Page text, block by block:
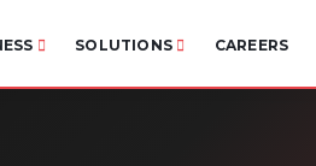
SOLUTIONS CAREERS